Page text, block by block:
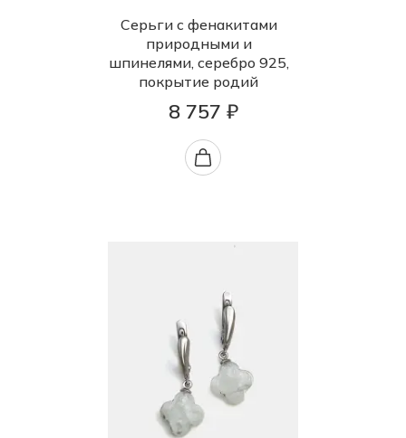
Серьги с фенакитами
природными и
шпинелями, серебро 925,
покрытие родий
8 757 ₽